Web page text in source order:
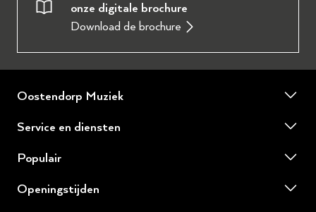
onze digitale brochure
Download de brochure
Oostendorp Muziek
Over ons
Ervaringen en reviews
Winkel Wezep
Service en diensten
Piano of vleugel huren
Piano of vleugel reparatie
Populair
Yamaha tweedehands piano's
Openingstijden